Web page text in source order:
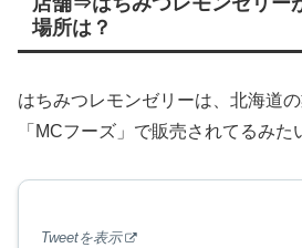
場所は？
はちみつレモンゼリーは、北海道
「MCフーズ」で販売されてるみた
Tweetを表示